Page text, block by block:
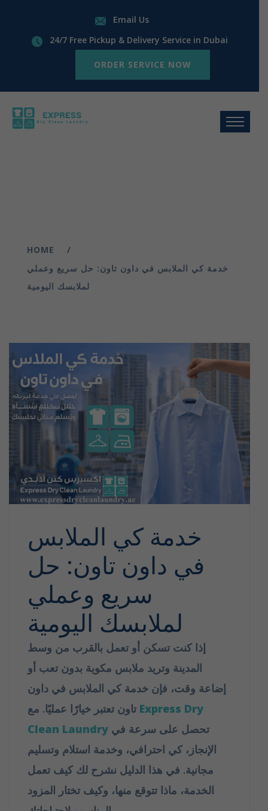
Email Us
24/7 Free Pickup & Delivery Service in Dubai
ORDER SERVICE NOW
HOME
خدمة كي الملابس في داون تاون: حل سريع وعملي
لملابسك اليومية
خدمة كي الملابس
في داون تاون: حل
سريع وعملي
لملابسك اليومية
إذا كنت تسكن أو تعمل بالقرب من وسط
المدينة وتريد ملابس مكوية بدون تعب أو
إضاعة وقت، فإن خدمة كي الملابس في داون
Express Dry
Clean Laundry
الإنجاز، كي احترافي، وخدمة استلام وتسليم
مجانية. في هذا الدليل نشرح لك كيف تعمل
الخدمة، ماذا تتوقع منها، وكيف تختار المزود